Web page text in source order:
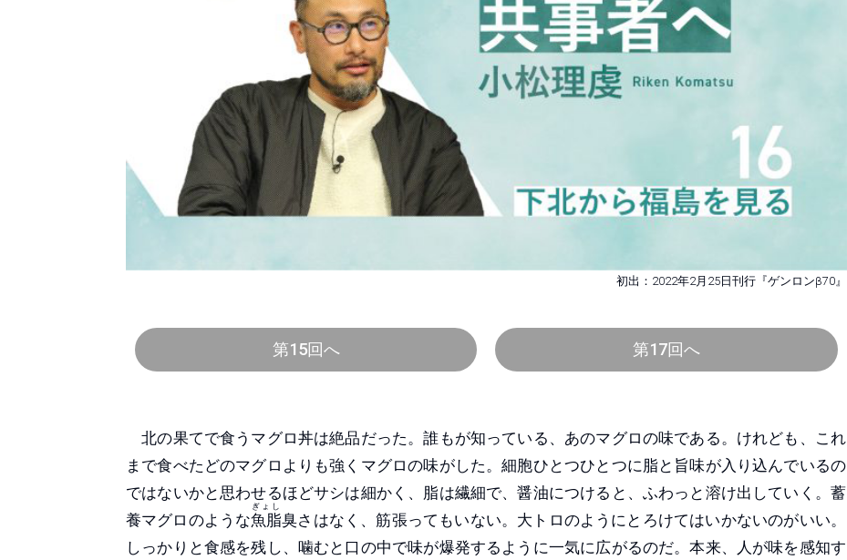
初出：2022年2月25日刊行『ゲンロンβ70』
第15回へ 第17回へ
北の果てで食うマグロ丼は絶品だった。誰もが知っている、あのマグロの味である。けれども、これ
まで食べたどのマグロよりも強くマグロの味がした。細胞ひとつひとつに脂と旨味が入り込んでいるの
ではないかと思わせるほどサシは細かく、脂は繊細で、醤油につけると、ふわっと溶け出していく。蓄
養マグロのような魚脂
ぎょし
臭さはなく、筋張ってもいない。大トロのようにとろけてはいかないのがいい。
しっかりと食感を残し、噛むと口の中で味が爆発するように一気に広がるのだ。本来、人が味を感知す